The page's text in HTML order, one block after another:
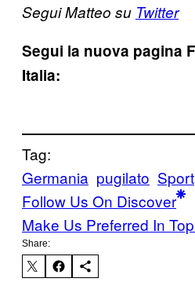
Segui Matteo su Twitter
Segui la nuova pagina
Italia:
Tag:
Germania pugilato Sport
Follow Us On Discover
Make Us Preferred In
Share: